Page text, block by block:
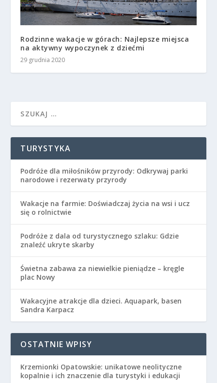
Rodzinne wakacje w górach: Najlepsze miejsca
na aktywny wypoczynek z dziećmi
29 grudnia 2020
TURYSTYKA
Podróże dla miłośników przyrody: Odkrywaj parki
narodowe i rezerwaty przyrody
Wakacje na farmie: Doświadczaj życia na wsi i ucz
się o rolnictwie
Podróże z dala od turystycznego szlaku: Gdzie
znaleźć ukryte skarby
Świetna zabawa za niewielkie pieniądze – kręgle
plac Nowy
Wakacyjne atrakcje dla dzieci. Aquapark, basen
Sandra Karpacz
OSTATNIE WPISY
Krzemionki Opatowskie: unikatowe neolityczne
kopalnie i ich znaczenie dla turystyki i edukacji